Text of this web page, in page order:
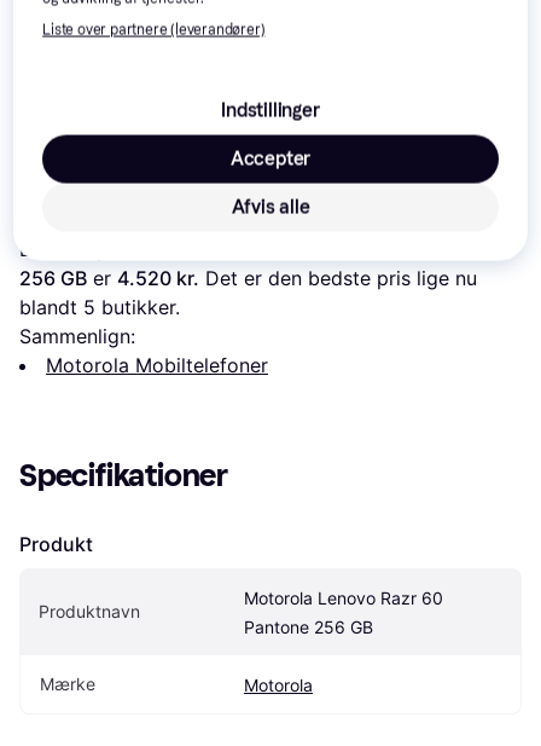
Læs om produktet
Laveste pris for
256 GB er 4.520 kr. Det er den bedste pris lige nu
blandt 5 butikker.
Sammenlign:
Motorola Mobiltelefoner
Specifikationer
Produkt
Produktnavn
Motorola Lenovo Razr 60
Pantone 256 GB
Mærke Motorola
Liste over partnere (leverandører)
Indstillinger
Afvis alle
Accepter